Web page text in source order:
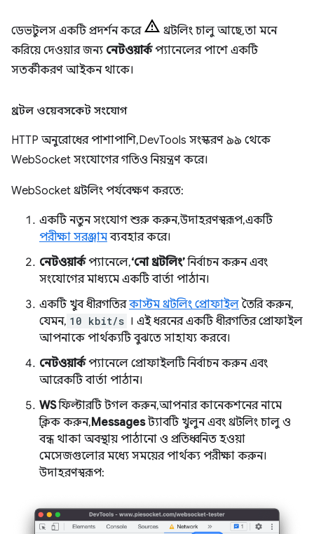
ডেভটুলস একটি প্রদর্শন করে
থ্রটলিং চালু আছে, তা মনে
করিয়ে দেওয়ার জন্য নেটওয়ার্কপ্যানেলের পাশে একটি
সতর্কীকরণ আইকন থাকে।
থ্রটল ওয়েবসকেট সংযোগ
HTTP অনুরোধের পাশাপাশি, DevTools সংস্করণ ৯৯ থেকে
WebSocket সংযোগের গতিও নিয়ন্ত্রণ করে।
WebSocket থ্রটলিং পর্যবেক্ষণ করতে:
একটি নতুন সংযোগ শুরু করুন, উদাহরণস্বরূপ, একটি
পরীক্ষা সরঞ্জামব্যবহার করে।
নেটওয়ার্কপ্যানেলে,‘নো থ্রটলিং’নির্বাচন করুন এবং
সংযোগের মাধ্যমে একটি বার্তা পাঠান।
একটি খুব ধীরগতিরকাস্টম থ্রটলিং প্রোফাইল তৈরি করুন,
যেমন, 10 kbit/s । এই ধরনের একটি ধীরগতির প্রোফাইল
আপনাকে পার্থক্যটি বুঝতে সাহায্য করবে।
নেটওয়ার্কপ্যানেলে প্রোফাইলটি নির্বাচন করুন এবং
আরেকটি বার্তা পাঠান।
WSফিল্টারটি টগল করুন, আপনার কানেকশনের নামে
ক্লিক করুন,Messagesট্যাবটি খুলুন এবং থ্রটলিং চালু ও
বন্ধ থাকা অবস্থায় পাঠানো ও প্রতিধ্বনিত হওয়া
মেসেজগুলোর মধ্যে সময়ের পার্থক্য পরীক্ষা করুন।
উদাহরণস্বরূপ: